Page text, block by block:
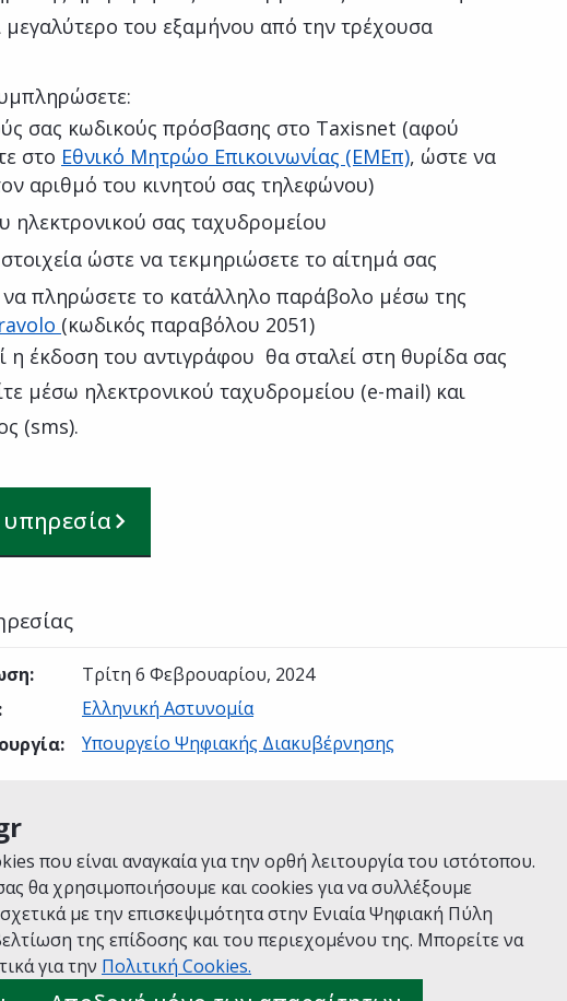
που είναι αναγκαία για την ορθή λειτουργία του ιστότοπου.
θα χρησιμοποιήσουμε και cookies για να συλλέξουμε
σχετικά με την επισκεψιμότητα στην Ενιαία Ψηφιακή Πύλη
της επίδοσης και του περιεχομένου της. Μπορείτε να
για την Πολιτική Cookies.
μεγαλύτερο του εξαμήνου από την τρέχουσα
σας κωδικούς πρόσβασης στο Taxisnet (αφού
στο Εθνικό Μητρώο Επικοινωνίας (ΕΜΕπ), ώστε να
αριθμό του κινητού σας τηλεφώνου)
ηλεκτρονικού σας ταχυδρομείου
ώστε να τεκμηριώσετε το αίτημά σας
να πληρώσετε το κατάλληλο παράβολο μέσω της
(κωδικός παραβόλου 2051)
έκδοση του αντιγράφου θα σταλεί στη θυρίδα σας
μέσω ηλεκτρονικού ταχυδρομείου (e-mail) και
(sms).
:
Τρίτη 6 Φεβρουαρίου, 2024
:
Ελληνική Αστυνομία
: Υπουργείο Ψηφιακής Διακυβέρνησης
η σελίδα;
gov.grΌροι ΧρήσηςΠολιτική ΑπορρήτουΔήλωση προσβασιμότητας
για το gov.gr